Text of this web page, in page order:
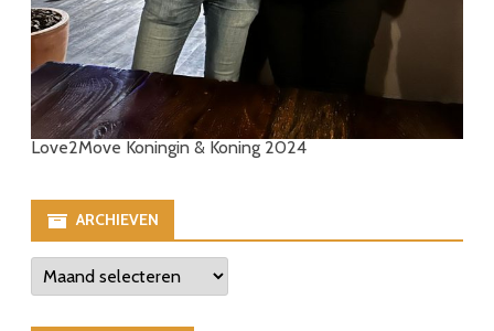
Love2Move Koningin & Koning 2024
ARCHIEVEN
Archieven